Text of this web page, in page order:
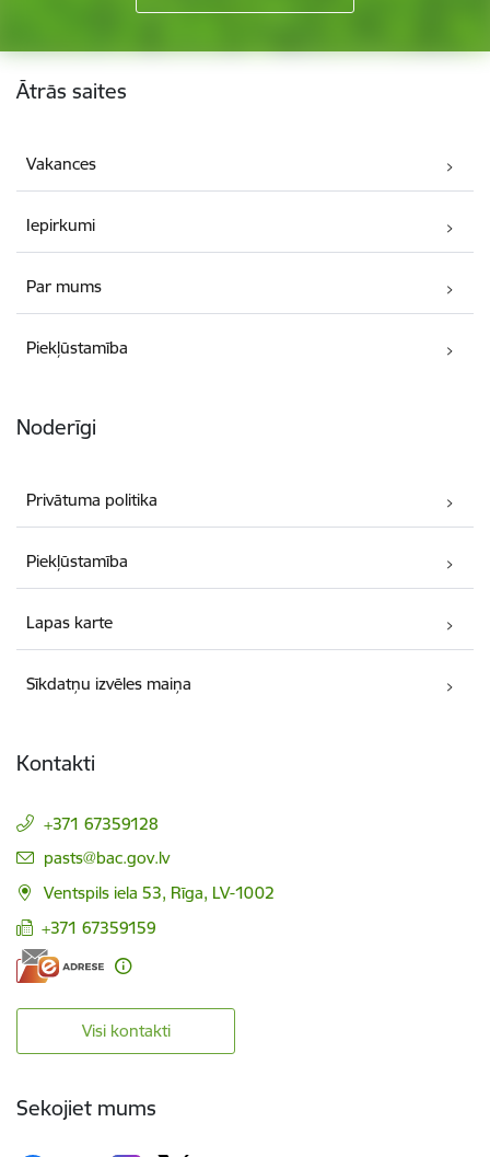
Kājene
Ātrās saites
Vakances
Iepirkumi
Par mums
Piekļūstamība
Noderīgi
Privātuma politika
Piekļūstamība
Lapas karte
Sīkdatņu izvēles maiņa
Kontakti
+371 67359128
E-pasts:
pasts@bac.gov.lv
Ventspils iela 53, Rīga, LV-1002
+371 67359159
Visi kontakti
Sekojiet mums